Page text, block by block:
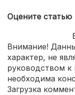
Оцените статью
Внимание!
характер, не
руководством к
необходима
Загрузка